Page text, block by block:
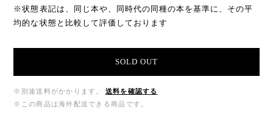
※状態表記は、同じ本や、同時代の同種の本を基準に、その平
均的な状態と比較して評価しております
SOLD OUT
※別途送料がかかります。
送料を確認する
※この商品は海外配送できる商品です。